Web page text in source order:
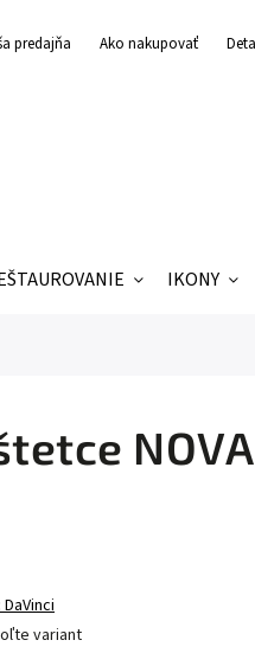
predajňa Ako nakupovať
IKONY
variant
DaVinci